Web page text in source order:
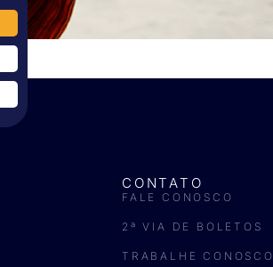
CONTATO
FALE CONOSCO
2ª VIA DE BOLETOS
TRABALHE CONOSCO